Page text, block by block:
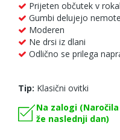
Prijeten občutek v
Gumbi delujejo
Moderen
Ne drsi iz dlani
Odlično se prilega
Tip: Klasični ovitki
Na zalogi
že naslednji dan)